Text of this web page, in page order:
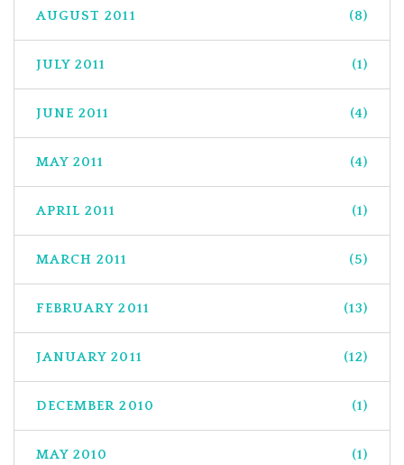
AUGUST 2011 (8)
JULY 2011 (1)
JUNE 2011 (4)
MAY 2011 (4)
APRIL 2011 (1)
MARCH 2011 (5)
FEBRUARY 2011 (13)
JANUARY 2011 (12)
DECEMBER 2010 (1)
MAY 2010 (1)